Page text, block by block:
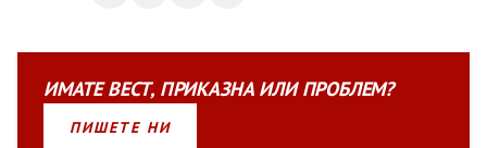
ИМАТЕВЕСТ, ПРИКАЗНАИЛИПРОБЛЕМ?
ПИШЕТЕ НИ